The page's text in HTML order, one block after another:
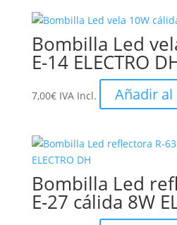
Bombilla Led
E-14 ELECTRO
7,00€ IVA Incl. Añadir
Bombilla Led
E-27 cálida 8W